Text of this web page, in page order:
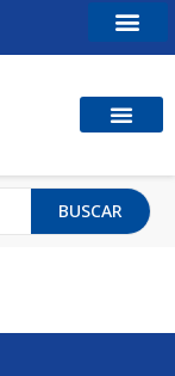
BUSCAR